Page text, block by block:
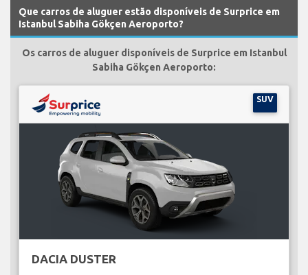
Que carros de aluguer estão disponíveis de Surprice em
Istanbul Sabiha Gökçen Aeroporto?
Os carros de aluguer disponíveis de Surprice em Istanbul
Sabiha Gökçen Aeroporto:
SUV
DACIA DUSTER